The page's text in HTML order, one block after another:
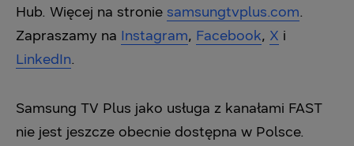
Hub. Więcej na stronie samsungtvplus.com.
Zapraszamy na Instagram, Facebook, X i
LinkedIn.
Samsung TV Plus jako usługa z kanałami FAST
nie jest jeszcze obecnie dostępna w Polsce.